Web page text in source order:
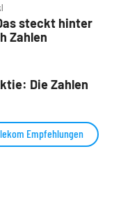
steckt hinter
Zahlen
Die Zahlen
Empfehlungen